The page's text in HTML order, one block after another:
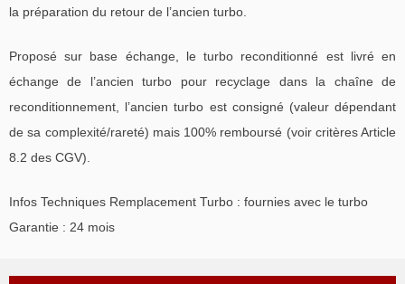
la préparation du retour de l’ancien turbo.
Proposé sur base échange, le turbo reconditionné est livré en
échange de l’ancien turbo pour recyclage dans la chaîne de
reconditionnement, l’ancien turbo est consigné (valeur dépendant
de sa complexité/rareté) mais 100% remboursé (voir critères Article
8.2 des CGV).
Infos Techniques Remplacement Turbo : fournies avec le turbo
Garantie : 24 mois